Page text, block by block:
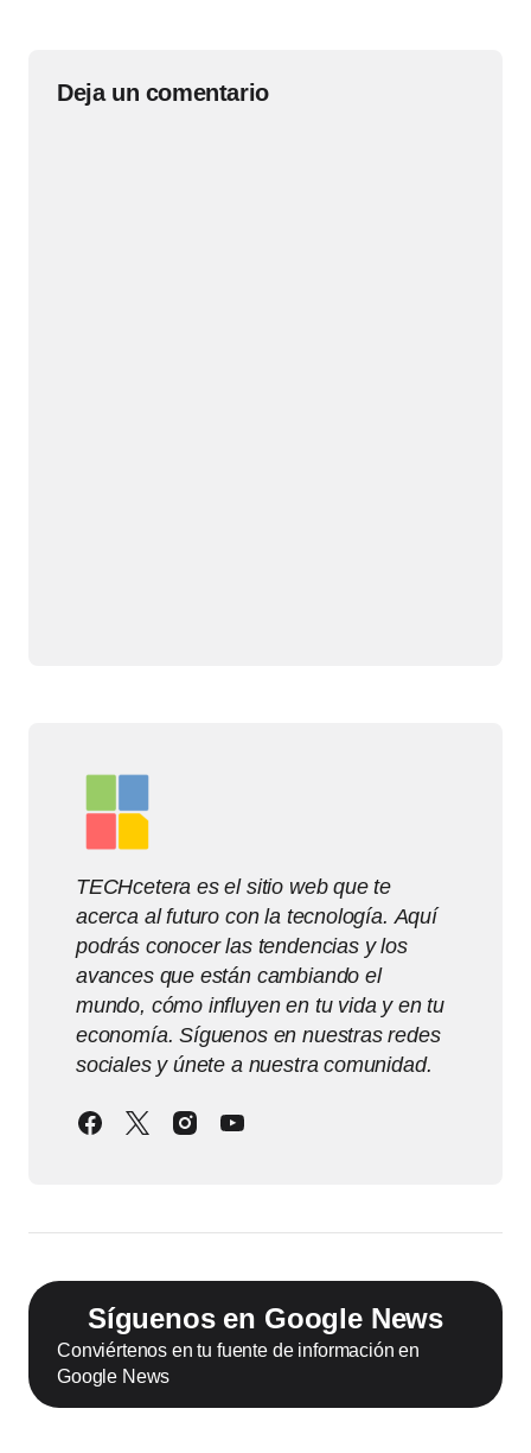
Deja un comentario
TECHcetera es el sitio web que te
acerca al futuro con la tecnología. Aquí
podrás conocer las tendencias y los
avances que están cambiando el
mundo, cómo influyen en tu vida y en tu
economía. Síguenos en nuestras redes
sociales y únete a nuestra comunidad.
Síguenos en Google News
Conviértenos en tu fuente de información en
Google News